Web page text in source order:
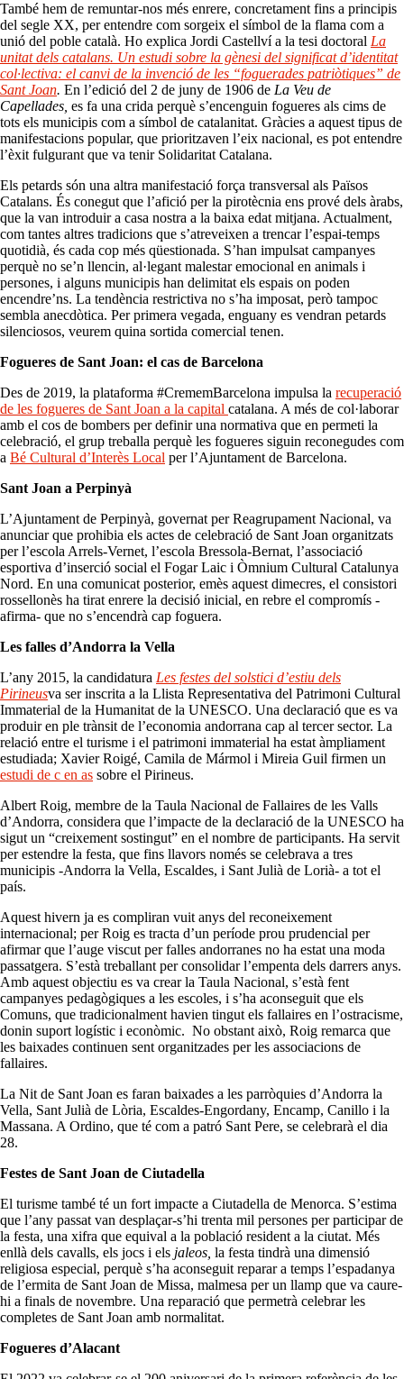
També hem de remuntar-nos més enrere, concretament fins a principis
del segle XX, per entendre com sorgeix el símbol de la flama com a
unió del poble català. Ho explica Jordi Castellví a la tesi doctoral La
unitat dels catalans. Un estudi sobre la gènesi del significat d’identitat
col·lectiva: el canvi de la invenció de les “foguerades patriòtiques” de
Sant Joan. En l’edició del 2 de juny de 1906 de La Veu de
Capellades, es fa una crida perquè s’encenguin fogueres als cims de
tots els municipis com a símbol de catalanitat. Gràcies a aquest tipus de
manifestacions popular, que prioritzaven l’eix nacional, es pot entendre
l’èxit fulgurant que va tenir Solidaritat Catalana.
Els petards són una altra manifestació força transversal als Països
Catalans. És conegut que l’afició per la pirotècnia ens prové dels àrabs,
que la van introduir a casa nostra a la baixa edat mitjana. Actualment,
com tantes altres tradicions que s’atreveixen a trencar l’espai-temps
quotidià, és cada cop més qüestionada. S’han impulsat campanyes
perquè no se’n llencin, al·legant malestar emocional en animals i
persones, i alguns municipis han delimitat els espais on poden
encendre’ns. La tendència restrictiva no s’ha imposat, però tampoc
sembla anecdòtica. Per primera vegada, enguany es vendran petards
silenciosos, veurem quina sortida comercial tenen.
Fogueres de Sant Joan: el cas de Barcelona
Des de 2019, la plataforma #CrememBarcelona impulsa la recuperació
de les fogueres de Sant Joan a la capital catalana. A més de col·laborar
amb el cos de bombers per definir una normativa que en permeti la
celebració, el grup treballa perquè les fogueres siguin reconegudes com
a Bé Cultural d’Interès Local per l’Ajuntament de Barcelona.
Sant Joan a Perpinyà
L’Ajuntament de Perpinyà, governat per Reagrupament Nacional, va
anunciar que prohibia els actes de celebració de Sant Joan organitzats
per l’escola Arrels-Vernet, l’escola Bressola-Bernat, l’associació
esportiva d’inserció social el Fogar Laic i Òmnium Cultural Catalunya
Nord. En una comunicat posterior, emès aquest dimecres, el consistori
rossellonès ha tirat enrere la decisió inicial, en rebre el compromís -
afirma- que no s’encendrà cap foguera.
Les falles d’Andorra la Vella
L’any 2015, la candidatura Les festes del solstici d’estiu dels
Pirineusva ser inscrita a la Llista Representativa del Patrimoni Cultural
Immaterial de la Humanitat de la UNESCO. Una declaració que es va
produir en ple trànsit de l’economia andorrana cap al tercer sector. La
relació entre el turisme i el patrimoni immaterial ha estat àmpliament
estudiada; Xavier Roigé, Camila de Mármol i Mireia Guil firmen un
estudi de c en as sobre el Pirineus.
Albert Roig, membre de la Taula Nacional de Fallaires de les Valls
d’Andorra, considera que l’impacte de la declaració de la UNESCO ha
sigut un “creixement sostingut” en el nombre de participants. Ha servit
per estendre la festa, que fins llavors només se celebrava a tres
municipis -Andorra la Vella, Escaldes, i Sant Julià de Lorià- a tot el
país.
Aquest hivern ja es compliran vuit anys del reconeixement
internacional; per Roig es tracta d’un període prou prudencial per
afirmar que l’auge viscut per falles andorranes no ha estat una moda
passatgera. S’està treballant per consolidar l’empenta dels darrers anys.
Amb aquest objectiu es va crear la Taula Nacional, s’està fent
campanyes pedagògiques a les escoles, i s’ha aconseguit que els
Comuns, que tradicionalment havien tingut els fallaires en l’ostracisme,
donin suport logístic i econòmic. No obstant això, Roig remarca que
les baixades continuen sent organitzades per les associacions de
fallaires.
La Nit de Sant Joan es faran baixades a les parròquies d’Andorra la
Vella, Sant Julià de Lòria, Escaldes-Engordany, Encamp, Canillo i la
Massana. A Ordino, que té com a patró Sant Pere, se celebrarà el dia
28.
Festes de Sant Joan de Ciutadella
El turisme també té un fort impacte a Ciutadella de Menorca. S’estima
que l’any passat van desplaçar-s’hi trenta mil persones per participar de
la festa, una xifra que equival a la població resident a la ciutat. Més
enllà dels cavalls, els jocs i els jaleos, la festa tindrà una dimensió
religiosa especial, perquè s’ha aconseguit reparar a temps l’espadanya
de l’ermita de Sant Joan de Missa, malmesa per un llamp que va caure-
hi a finals de novembre. Una reparació que permetrà celebrar les
completes de Sant Joan amb normalitat.
Fogueres d’Alacant